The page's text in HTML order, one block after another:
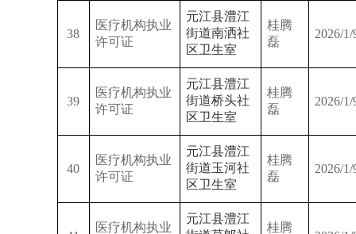
38
医疗机构执业
许可证
元江县澧江
街道南洒社
区卫生室
桂腾
磊
2026/1/
39
医疗机构执业
许可证
元江县澧江
街道桥头社
区卫生室
桂腾
磊
2026/1/
40
医疗机构执业
许可证
元江县澧江
街道玉河社
区卫生室
桂腾
磊
2026/1/
医疗机构执业
元江县澧江
桂腾